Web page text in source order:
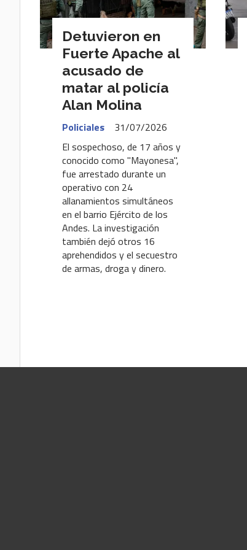
Detuvieron en
Fuerte Apache al
acusado de
matar al policía
Alan Molina
Policiales
31/07/2026
El sospechoso, de 17 años y
conocido como "Mayonesa",
fue arrestado durante un
operativo con 24
allanamientos simultáneos
en el barrio Ejército de los
Andes. La investigación
también dejó otros 16
aprehendidos y el secuestro
de armas, droga y dinero.